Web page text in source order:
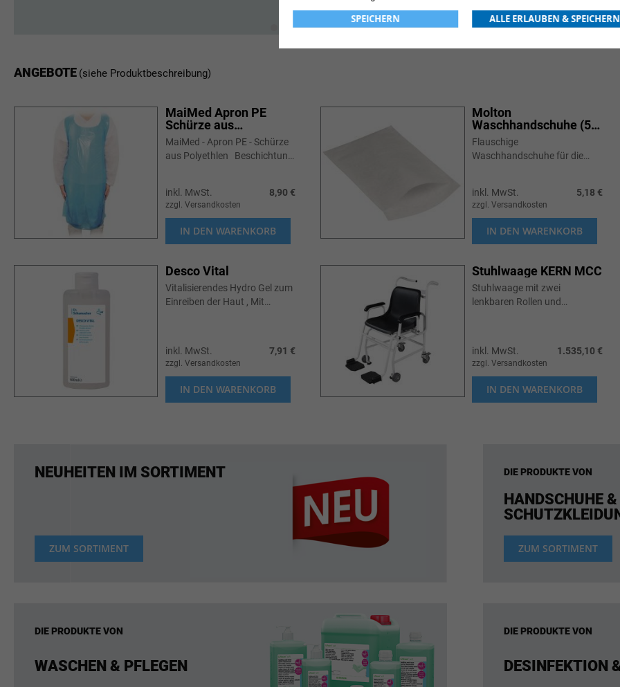
ANGEBOTE (siehe Produktbeschreibung)
MaiMed Apron PE
Schürze aus
Polyethlen 100 Stk.
blau
MaiMed - Apron PE - Schürze
aus Polyethlen Beschichtung:
cm ...
inkl. MwSt. 8,90 €
zzgl. Versandkosten
IN DEN WARENKORB
Molton
Waschhandschuhe (50
Stk./Box)
Flauschige
Waschhandschuhe für die
inkl. MwSt.
5,18 €
zzgl. Versandkosten
IN DEN WARENKORB
Desco Vital
Vitalisierendes Hydro Gel zum
Einreiben der Haut , Mit
und Thymia...
inkl. MwSt. 7,91 €
zzgl. Versandkosten
IN DEN WARENKORB
Stuhlwaage KERN MCC
Stuhlwaage mit zwei
lenkbaren Rollen und
ihren großen Querschnitt ...
inkl. MwSt. 1.535,10 €
zzgl. Versandkosten
IN DEN WARENKORB
NEUHEITEN IM SORTIMENT
ZUM SORTIMENT
DIE PRODUKTE VON
HANDSCHUHE &
ZUM SORTIMENT
DIE PRODUKTE VON
WASCHEN & PFLEGEN
DIE PRODUKTE VON
DESINFEKTION
SPEICHERN ALLE ERLAUBEN & SPEICHERN